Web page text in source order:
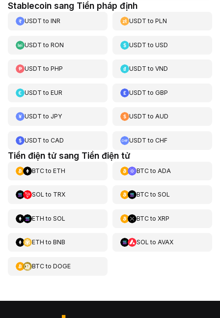
Stablecoin sang Tiền pháp định
USDT to INR USDT toPLN
USDT to RON USDT toUSD
USDT to PHP USDT toVND
USDT to EUR USDT toGBP
USDT to JPY USDT toAUD
USDT to CAD USDT toCHF
Tiền điện tử sang Tiền điện tử
BTCto ETH BTCto ADA
SOL to TRX BTCto SOL
ETH to SOL BTCto XRP
ETH to BNB SOL to AVAX
BTCto DOGE